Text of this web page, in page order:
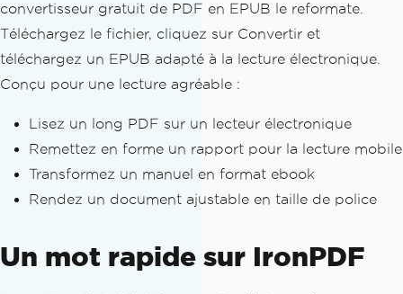
convertisseur gratuit de PDF en EPUB le reformate.
Téléchargez le fichier, cliquez sur Convertir et
téléchargez un EPUB adapté à la lecture électronique.
Conçu pour une lecture agréable :
Lisez un long PDF sur un lecteur électronique
Remettez en forme un rapport pour la lecture mobile
Transformez un manuel en format ebook
Rendez un document ajustable en taille de police
Un mot rapide sur IronPDF